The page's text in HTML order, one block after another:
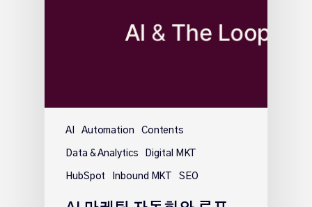
AI Automation Contents
Data & Analytics Digital MKT
HubSpot Inbound MKT SEO